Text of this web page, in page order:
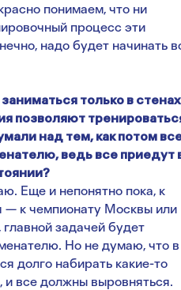
понимаем, что ни
процесс эти
надо будет начинать
только в стенах
позволяют
над тем, как потом
ведь все приедут
Еще и непонятно пока, к
— к чемпионату Москвы или
задачей будет
Но не думаю, что в
долго набирать какие-то
и все должны выровняться.